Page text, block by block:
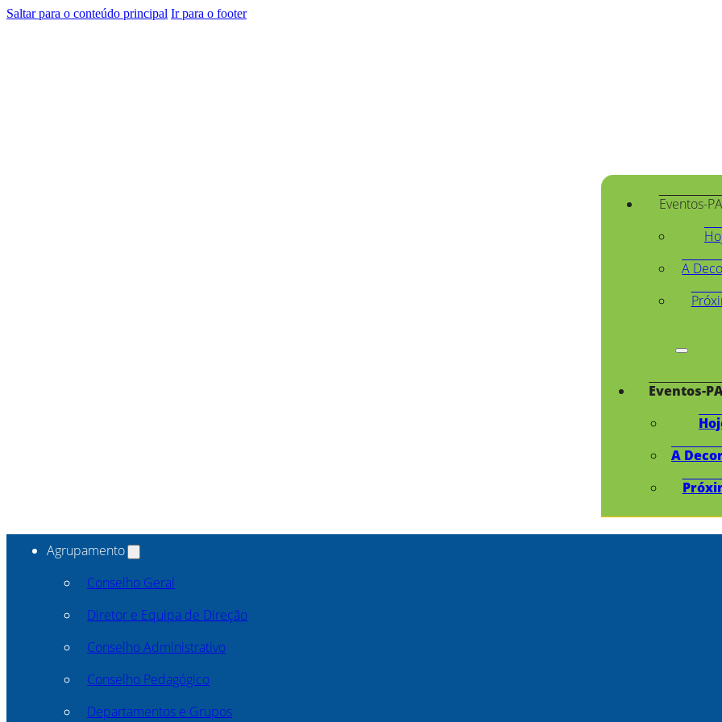
Saltar para o conteúdo principal Ir para o footer
Eventos-
A
Eventos-
A
Agrupamento
Conselho Geral
Diretor e Equipa de Direção
Conselho Administrativo
Conselho Pedagógico
Departamentos e Grupos